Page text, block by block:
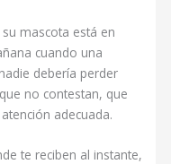
mascota está en
cuando una
debería perder
no contestan, que
adecuada.
te reciben al instante,